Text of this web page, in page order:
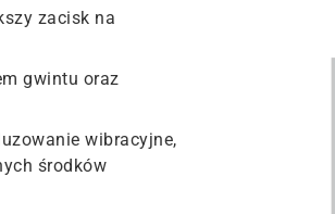
zacisk na
gwintu oraz
wibracyjne,
środków